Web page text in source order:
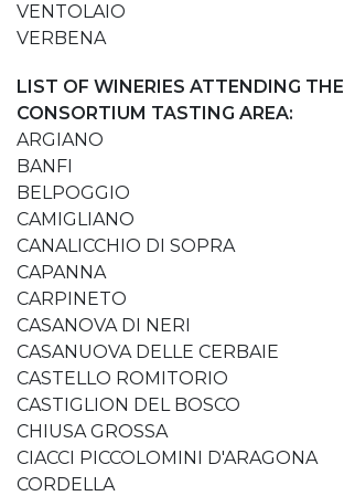
VENTOLAIO
VERBENA
LIST OF WINERIES ATTENDING THE
CONSORTIUM TASTING AREA:
ARGIANO
BANFI
BELPOGGIO
CAMIGLIANO
CANALICCHIO DI SOPRA
CAPANNA
CARPINETO
CASANOVA DI NERI
CASANUOVA DELLE CERBAIE
CASTELLO ROMITORIO
CASTIGLION DEL BOSCO
CHIUSA GROSSA
CIACCI PICCOLOMINI D'ARAGONA
CORDELLA